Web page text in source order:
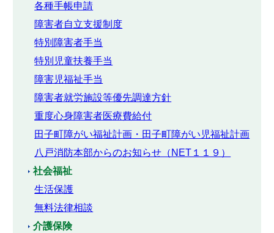
各種手帳申請
障害者自立支援制度
特別障害者手当
特別児童扶養手当
障害児福祉手当
障害者就労施設等優先調達方針
重度心身障害者医療費給付
田子町障がい福祉計画・田子町障がい児福祉計画
八戸消防本部からのお知らせ（NET１１９）
社会福祉
生活保護
無料法律相談
介護保険